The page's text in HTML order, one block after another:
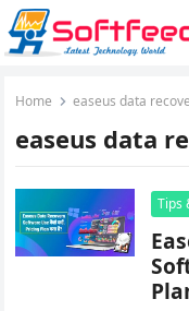
Home easeus data
easeus data
Tips